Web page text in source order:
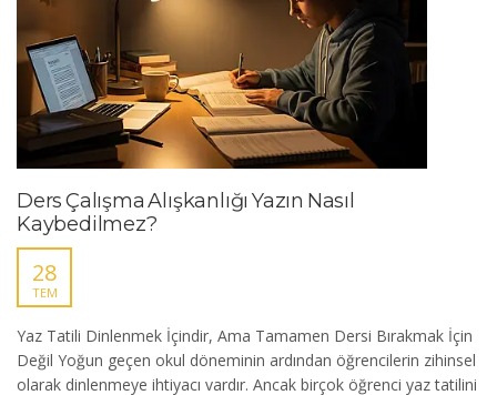
Ders Çalışma Alışkanlığı Yazın Nasıl
Kaybedilmez?
28
TEM
Yaz Tatili Dinlenmek İçindir, Ama Tamamen Dersi Bırakmak İçin
Değil Yoğun geçen okul döneminin ardından öğrencilerin zihinsel
olarak dinlenmeye ihtiyacı vardır. Ancak birçok öğrenci yaz tatilini